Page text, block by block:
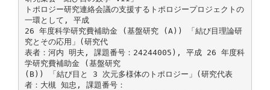
トポロジー研究連絡会議の支援するトポロジープロジェクトの
一環として, 平成
26 年度科学研究費補助金 (基盤研究 (A)) 「結び目理論研
究とその応用」(研究代
表者：河内 明夫, 課題番号：24244005), 平成 26 年度科
学研究費補助金 (基盤研究
(B)) 「結び目と 3 次元多様体のトポロジー」(研究代表
者：大槻 知忠, 課題番号：